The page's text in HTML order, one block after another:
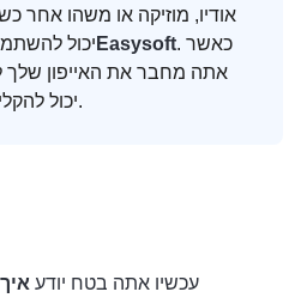
אודיו, מוזיקה או משהו אחר
יכול מקליט מסך 4Easysoft. כאשר
אתה מחבר את האייפון
יכול להקליט כל מה שתרצה.
עכשיו אתה בטח יודע